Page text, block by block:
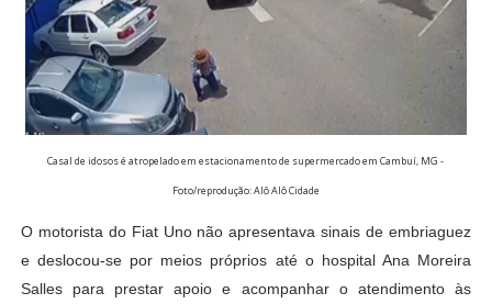
Casal de idosos é atropelado em estacionamento de supermercado em Cambuí, MG -
Foto/reprodução: Alô Alô Cidade
O motorista do Fiat Uno não apresentava sinais de embriaguez
e deslocou-se por meios próprios até o hospital Ana Moreira
Salles para prestar apoio e acompanhar o atendimento às